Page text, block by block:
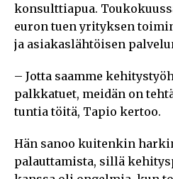
konsulttiapua.
euron tuen yrityksen
ja asiakaslähtöisen
– Jotta saamme
palkkatuet, meidän on
tuntia töitä, Tapio kertoo.
Hän sanoo kuitenkin
palauttamista, sillä